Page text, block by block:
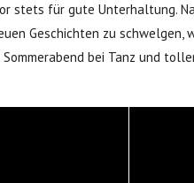
stets für gute Unterhaltung.
Geschichten zu
bei Tanz und